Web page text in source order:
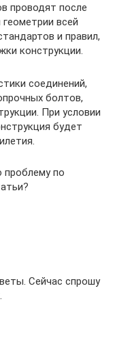
проводят после
всей
и правил,
конструкции.
соединений,
болтов,
При условии
будет
по
Сейчас спрошу